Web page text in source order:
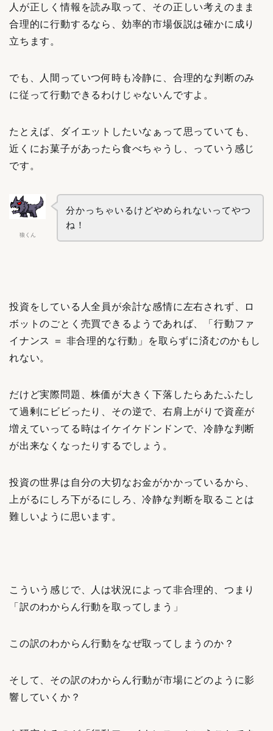
人が正しく情報を読み取って、その正しい考えのまま
合理的に行動するなら、効率的市場仮説は確かに成り
立ちます。
でも、人間っていつ何時も冷静に、合理的な判断のみ
に従って行動できるわけじゃないんですよ。
たとえば、ダイエットしたいなぁって思っていても、
近くにお菓子があったら食べちゃうし、っていう感じ
です。
狼くん
分かっちゃいるけどやめられないってやつ
ね！
投資をしている人全員が余計な感情に左右されず、ロ
ボットのごとく売買できるようであれば、「行動ファ
イナンス ＝ 非合理的な行動」を取らずに済むのかもし
れない。
だけど実際問題、株価が大きく下落したらあたふたし
て過剰にビビったり、その逆で、右肩上がりで資産が
増えていってる時はイケイケドンドンで、冷静な判断
が出来なくなったりするでしょう。
投資の世界は自分の大切なお金がかかっているから、
上がるにしろ下がるにしろ、冷静な判断を取ることは
難しいように思います。
こういう感じで、人は状況によって非合理的、つまり
「訳のわからん行動を取ってしまう」
この訳のわからん行動をなぜ取ってしまうのか？
そして、その訳のわからん行動が市場にどのように影
響していくか？